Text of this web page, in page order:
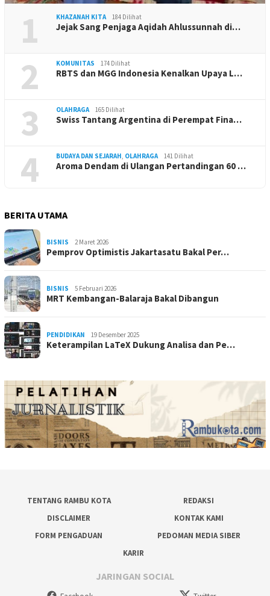
1 KHAZANAH KITA 184 Dilihat
Jejak Sang Penjaga Aqidah Ahlussunnah di…
2 KOMUNITAS 174 Dilihat
RBTS dan MGG Indonesia Kenalkan Upaya L…
3 OLAHRAGA 165 Dilihat
Swiss Tantang Argentina di Perempat Fina…
4 BUDAYA DAN SEJARAH, OLAHRAGA 141 Dilihat
Aroma Dendam di Ulangan Pertandingan 60 …
BERITA UTAMA
BISNIS 2 Maret 2026
Pemprov Optimistis Jakartasatu Bakal Per…
BISNIS 5 Februari 2026
MRT Kembangan-Balaraja Bakal Dibangun
PENDIDIKAN 19 Desember 2025
Keterampilan LaTeX Dukung Analisa dan Pe…
TENTANG RAMBU KOTA
REDAKSI
DISCLAIMER
KONTAK KAMI
FORM PENGADUAN
PEDOMAN MEDIA SIBER
KARIR
JARINGAN SOCIAL